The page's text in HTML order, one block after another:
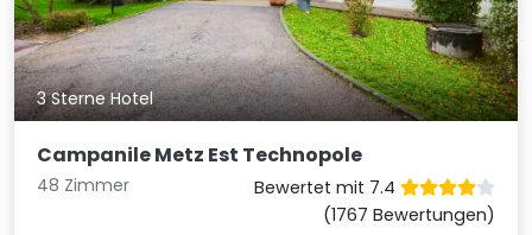
3 Sterne Hotel
Campanile Metz Est Technopole
48 Zimmer
Bewertet mit 7.4
(1767 Bewertungen)